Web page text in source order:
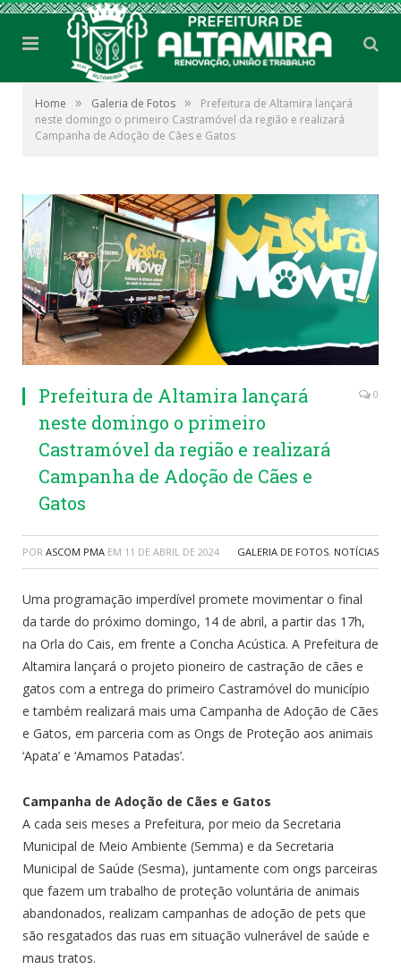
Home » Galeria de Fotos »
Prefeitura de Altamira lançará
neste domingo o primeiro Castramóvel da região e realizará
Campanha de Adoção de Cães e Gatos
Prefeitura de Altamira lançará
neste domingo o primeiro
Castramóvel da região e realizará
Campanha de Adoção de Cães e
Gatos
0
POR ASCOM PMA EM 11 DE ABRIL DE 2024 GALERIA DE FOTOS, NOTÍCIAS
Uma programação imperdível promete movimentar o final
da tarde do próximo domingo, 14 de abril, a partir das 17h,
na Orla do Cais, em frente a Concha Acústica. A Prefeitura de
Altamira lançará o projeto pioneiro de castração de cães e
gatos com a entrega do primeiro Castramóvel do município
e também realizará mais uma Campanha de Adoção de Cães
e Gatos, em parceria com as Ongs de Proteção aos animais
‘Apata’ e ‘Amamos Patadas’.
Campanha de Adoção de Cães e Gatos
A cada seis meses a Prefeitura, por meio da Secretaria
Municipal de Meio Ambiente (Semma) e da Secretaria
Municipal de Saúde (Sesma), juntamente com ongs parceiras
que fazem um trabalho de proteção voluntária de animais
abandonados, realizam campanhas de adoção de pets que
são resgatados das ruas em situação vulnerável de saúde e
maus tratos.